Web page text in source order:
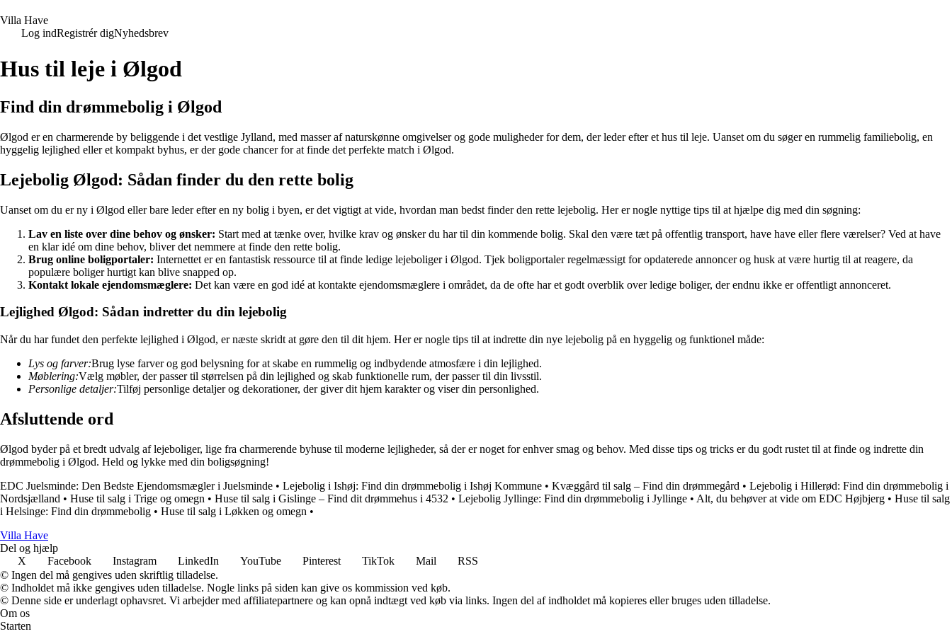
Villa Have
Log indRegistrér digNyhedsbrev
Hus til leje i Ølgod
Find din drømmebolig i Ølgod
Ølgod er en charmerende by beliggende i det vestlige Jylland, med masser af naturskønne omgivelser og gode muligheder for dem, der leder efter et hus til leje. Uanset om du søger en rummelig familiebolig, en
hyggelig lejlighed eller et kompakt byhus, er der gode chancer for at finde det perfekte match i Ølgod.
Lejebolig Ølgod: Sådan finder du den rette bolig
Uanset om du er ny i Ølgod eller bare leder efter en ny bolig i byen, er det vigtigt at vide, hvordan man bedst finder den rette lejebolig. Her er nogle nyttige tips til at hjælpe dig med din søgning:
Lav en liste over dine behov og ønsker: Start med at tænke over, hvilke krav og ønsker du har til din kommende bolig. Skal den være tæt på offentlig transport, have have eller flere værelser? Ved at have
en klar idé om dine behov, bliver det nemmere at finde den rette bolig.
Brug online boligportaler: Internettet er en fantastisk ressource til at finde ledige lejeboliger i Ølgod. Tjek boligportaler regelmæssigt for opdaterede annoncer og husk at være hurtig til at reagere, da
populære boliger hurtigt kan blive snapped op.
Kontakt lokale ejendomsmæglere: Det kan være en god idé at kontakte ejendomsmæglere i området, da de ofte har et godt overblik over ledige boliger, der endnu ikke er offentligt annonceret.
Lejlighed Ølgod: Sådan indretter du din lejebolig
Når du har fundet den perfekte lejlighed i Ølgod, er næste skridt at gøre den til dit hjem. Her er nogle tips til at indrette din nye lejebolig på en hyggelig og funktionel måde:
Lys og farver:Brug lyse farver og god belysning for at skabe en rummelig og indbydende atmosfære i din lejlighed.
Møblering:Vælg møbler, der passer til størrelsen på din lejlighed og skab funktionelle rum, der passer til din livsstil.
Personlige detaljer:Tilføj personlige detaljer og dekorationer, der giver dit hjem karakter og viser din personlighed.
Afsluttende ord
Ølgod byder på et bredt udvalg af lejeboliger, lige fra charmerende byhuse til moderne lejligheder, så der er noget for enhver smag og behov. Med disse tips og tricks er du godt rustet til at finde og indrette din
drømmebolig i Ølgod. Held og lykke med din boligsøgning!
EDC Juelsminde: Den Bedste Ejendomsmægler i Juelsminde • Lejebolig i Ishøj: Find din drømmebolig i Ishøj Kommune • Kvæggård til salg – Find din drømmegård • Lejebolig i Hillerød: Find din drømmebolig i
Nordsjælland • Huse til salg i Trige og omegn • Huse til salg i Gislinge – Find dit drømmehus i 4532 • Lejebolig Jyllinge: Find din drømmebolig i Jyllinge • Alt, du behøver at vide om EDC Højbjerg • Huse til salg
i Helsinge: Find din drømmebolig • Huse til salg i Løkken og omegn •
Villa Have
Del og hjælp
X
Facebook Instagram LinkedIn YouTube Pinterest TikTok Mail
RSS
© Ingen del må gengives uden skriftlig tilladelse.
© Indholdet må ikke gengives uden tilladelse. Nogle links på siden kan give os kommission ved køb.
© Denne side er underlagt ophavsret. Vi arbejder med affiliatepartnere og kan opnå indtægt ved køb via links. Ingen del af indholdet må kopieres eller bruges uden tilladelse.
Om os
Starten